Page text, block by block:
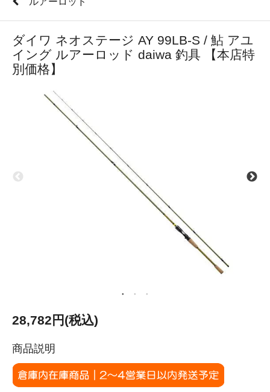
ダイワ ネオステージ AY 99LB-S / 鮎 アユ
イング ルアーロッド daiwa 釣具 【本店特
別価格】
28,782円(税込)
商品説明